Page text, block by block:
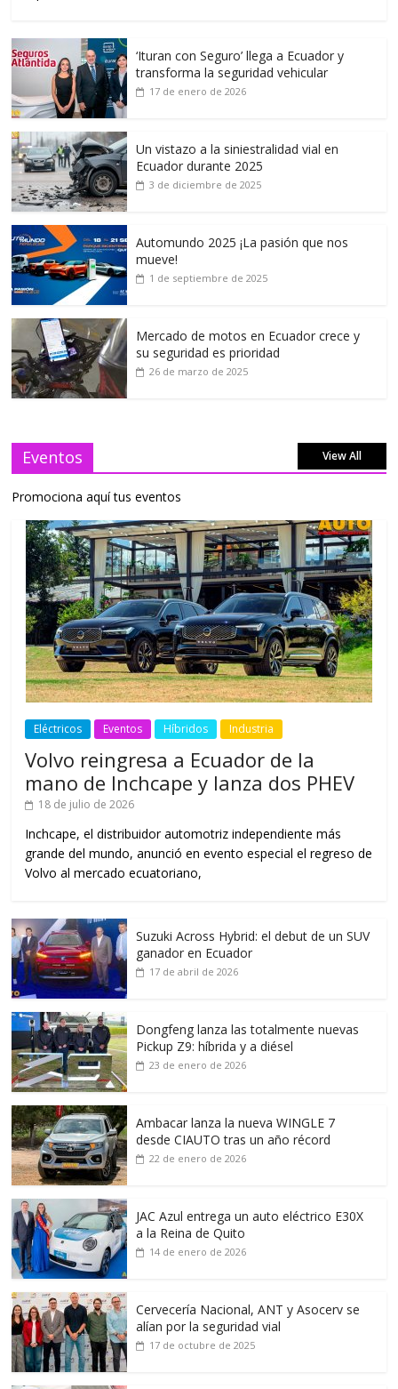
‘Ituran con Seguro’ llega a Ecuador y
transforma la seguridad vehicular
17 de enero de 2026
Un vistazo a la siniestralidad vial en
Ecuador durante 2025
3 de diciembre de 2025
Automundo 2025 ¡La pasión que nos
mueve!
1 de septiembre de 2025
Mercado de motos en Ecuador crece y
su seguridad es prioridad
26 de marzo de 2025
Eventos View All
Promociona aquí tus eventos
Eléctricos Eventos Híbridos Industria
Volvo reingresa a Ecuador de la
mano de Inchcape y lanza dos PHEV
18 de julio de 2026
Inchcape, el distribuidor automotriz independiente más
grande del mundo, anunció en evento especial el regreso de
Volvo al mercado ecuatoriano,
Suzuki Across Hybrid: el debut de un SUV
ganador en Ecuador
17 de abril de 2026
Dongfeng lanza las totalmente nuevas
Pickup Z9: híbrida y a diésel
23 de enero de 2026
Ambacar lanza la nueva WINGLE 7
desde CIAUTO tras un año récord
22 de enero de 2026
JAC Azul entrega un auto eléctrico E30X
a la Reina de Quito
14 de enero de 2026
Cervecería Nacional, ANT y Asocerv se
alían por la seguridad vial
17 de octubre de 2025